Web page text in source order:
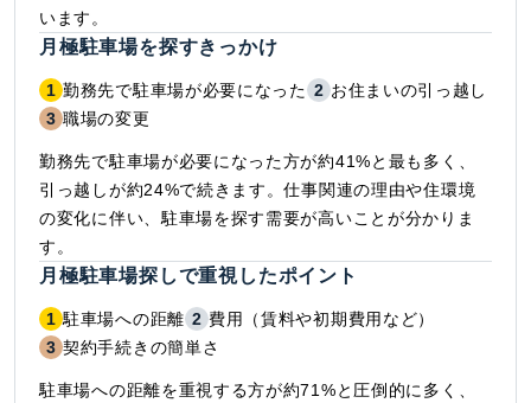
います。
月極駐車場を探すきっかけ
1 勤務先で駐車場が必要になった 2 お住まいの引っ越し
3 職場の変更
勤務先で駐車場が必要になった方が約41%と最も多く、
引っ越しが約24%で続きます。仕事関連の理由や住環境
の変化に伴い、駐車場を探す需要が高いことが分かりま
す。
月極駐車場探しで重視したポイント
1 駐車場への距離 2 費用（賃料や初期費用など）
3 契約手続きの簡単さ
駐車場への距離を重視する方が約71%と圧倒的に多く、